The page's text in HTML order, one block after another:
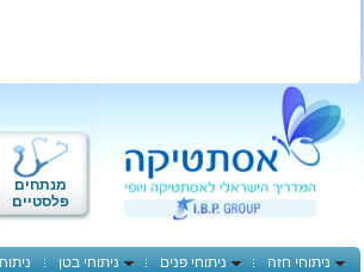
מנתחים
פלסטיים
ניתוחי חזה ניתוחי פנים ניתוחי בטן